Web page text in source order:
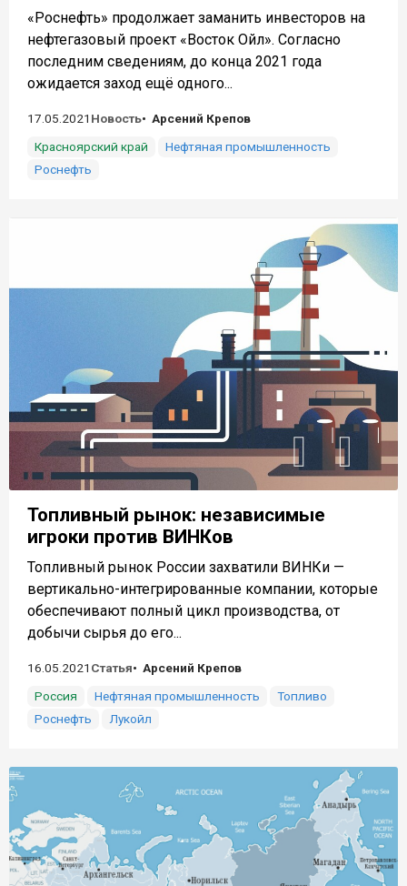
«Роснефть» продолжает заманить инвесторов на
нефтегазовый проект «Восток Ойл». Согласно
последним сведениям, до конца 2021 года
ожидается заход ещё одного...
17.05.2021 Новость
Арсений Крепов
Красноярский край
Нефтяная промышленность
Роснефть
Топливный рынок: независимые
игроки против ВИНКов
Топливный рынок России захватили ВИНКи —
вертикально-интегрированные компании, которые
обеспечивают полный цикл производства, от
добычи сырья до его...
16.05.2021 Статья
Арсений Крепов
Россия
Нефтяная промышленность
Топливо
Роснефть
Лукойл